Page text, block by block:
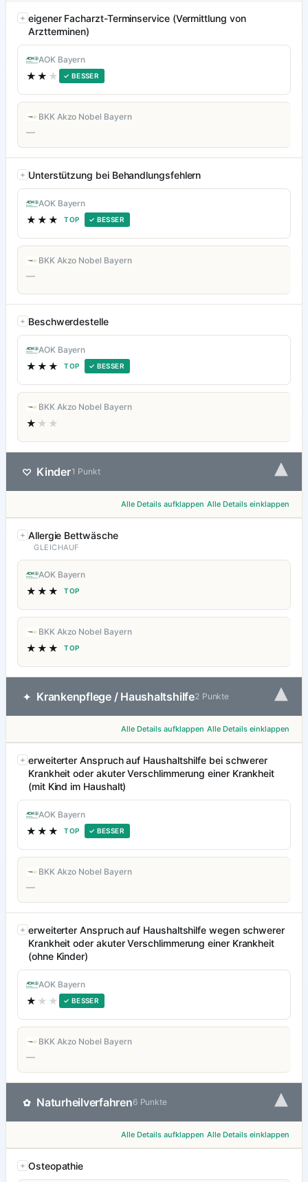
eigener Facharzt-Terminservice (Vermittlung von
Arztterminen)
AOK Bayern
★★ ★ ✓ BESSER
BKK Akzo Nobel Bayern
—
Unterstützung bei Behandlungsfehlern
AOK Bayern
★★★ TOP ✓ BESSER
BKK Akzo Nobel Bayern
—
Beschwerdestelle
AOK Bayern
★★★ TOP ✓ BESSER
BKK Akzo Nobel Bayern
★ ★★
♡ Kinder1 Punkt ▾
Alle Details aufklappen Alle Details einklappen
Allergie Bettwäsche
GLEICHAUF
AOK Bayern
★★★ TOP
BKK Akzo Nobel Bayern
★★★ TOP
✦ Krankenpflege / Haushaltshilfe2 Punkte ▾
Alle Details aufklappen Alle Details einklappen
erweiterter Anspruch auf Haushaltshilfe bei schwerer
Krankheit oder akuter Verschlimmerung einer Krankheit
(mit Kind im Haushalt)
AOK Bayern
★★★ TOP ✓ BESSER
BKK Akzo Nobel Bayern
—
erweiterter Anspruch auf Haushaltshilfe wegen schwerer
Krankheit oder akuter Verschlimmerung einer Krankheit
(ohne Kinder)
AOK Bayern
★ ★★ ✓ BESSER
BKK Akzo Nobel Bayern
—
✿ Naturheilverfahren6 Punkte ▾
Alle Details aufklappen Alle Details einklappen
Osteopathie